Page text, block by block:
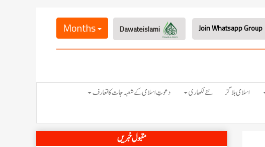
Months
اسلامی بلاگز نئے لکھاری
دعوتِ اسلامی کے شعبہ جات کا تعارف
مقبول خبریں
جامعۃ المدينہ فيضان عثمان غنى،
کراچی،پاکستان)
ارشد علی عطاری (درجہ خامسہ مرکزی
عبدالرؤف (درجہ سابعہ جامعۃ المدینہ
عبد الرسول (درجہ خامسہ مرکزی جامعۃ
المدینہ فیضان مدینہ ،کراچی ،پاکستان)